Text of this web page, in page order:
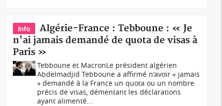
Info
Algérie-France : Tebboune : « Je
n'ai jamais demandé de quota de visas à
Paris »
Tebboune et MacronLe président algérien
Abdelmadjid Tebboune a affirmé n'avoir « jamais
» demandé à la France un quota ou un nombre
précis de visas, démentant les déclarations
ayant alimenté...